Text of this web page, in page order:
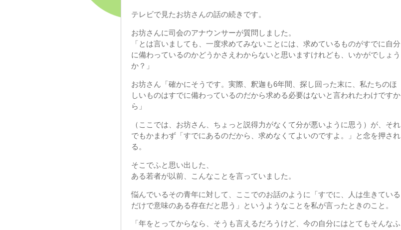
テレビで見たお坊さんの話の続きです。
お坊さんに司会のアナウンサーが質問しました。
「とは言いましても、一度求めてみないことには、求めているものがすでに自分
に備わっているのかどうかさえわからないと思いますけれども、いかがでしょう
か？」
お坊さん「確かにそうです。実際、釈迦も6年間、探し回った末に、私たちのほ
しいものはすでに備わっているのだから求める必要はないと言われたわけですか
ら」
（ここでは、お坊さん、ちょっと説得力がなくて分が悪いように思う）が、それ
でもかまわず「すでにあるのだから、求めなくてよいのですよ。」と念を押され
る。
そこでふと思い出した、
ある若者が以前、こんなことを言っていました。
悩んでいるその青年に対して、ここでのお話のように「すでに、人は生きている
だけで意味のある存在だと思う」というようなことを私が言ったときのこと。
「年をとってからなら、そうも言えるだろうけど、今の自分にはとてもそんなふ